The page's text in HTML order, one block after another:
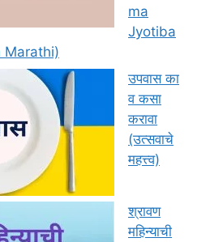
ma
Jyotiba
Marathi)
उपवास का
व कसा
करावा
(उत्सवाचे
महत्त्व)
श्रावण
महिन्याची